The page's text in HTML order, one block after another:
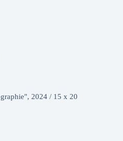
2024 / 15 x 20